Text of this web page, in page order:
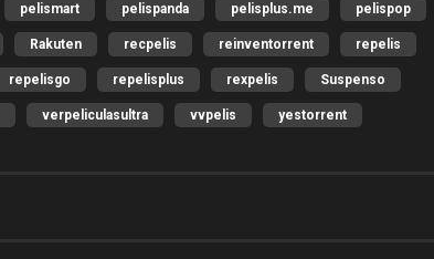
pelismart pelispanda pelisplus.me pelispop
Rakuten recpelis reinventorrent repelis
repelisgo repelisplus rexpelis Suspenso
verpeliculasultra vvpelis yestorrent